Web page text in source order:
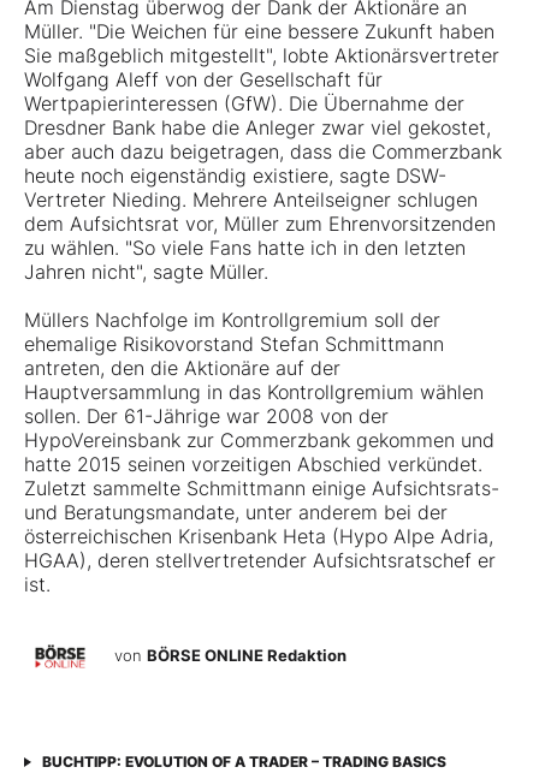
Am Dienstag überwog der Dank der Aktionäre an
Müller. "Die Weichen für eine bessere Zukunft haben
Sie maßgeblich mitgestellt", lobte Aktionärsvertreter
Wolfgang Aleff von der Gesellschaft für
Wertpapierinteressen (GfW). Die Übernahme der
Dresdner Bank habe die Anleger zwar viel gekostet,
aber auch dazu beigetragen, dass die Commerzbank
heute noch eigenständig existiere, sagte DSW-
Vertreter Nieding. Mehrere Anteilseigner schlugen
dem Aufsichtsrat vor, Müller zum Ehrenvorsitzenden
zu wählen. "So viele Fans hatte ich in den letzten
Jahren nicht", sagte Müller.
Müllers Nachfolge im Kontrollgremium soll der
ehemalige Risikovorstand Stefan Schmittmann
antreten, den die Aktionäre auf der
Hauptversammlung in das Kontrollgremium wählen
sollen. Der 61-Jährige war 2008 von der
HypoVereinsbank zur Commerzbank gekommen und
hatte 2015 seinen vorzeitigen Abschied verkündet.
Zuletzt sammelte Schmittmann einige Aufsichtsrats-
und Beratungsmandate, unter anderem bei der
österreichischen Krisenbank Heta (Hypo Alpe Adria,
HGAA), deren stellvertretender Aufsichtsratschef er
ist.
von BÖRSE ONLINE Redaktion
BUCHTIPP: EVOLUTION OF A TRADER – TRADING BASICS